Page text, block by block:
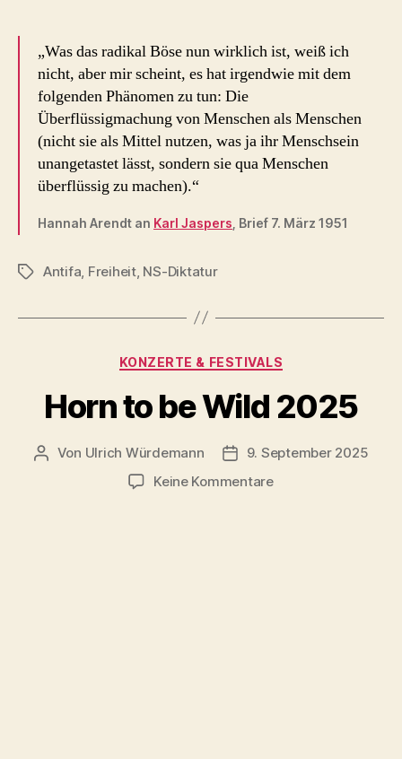
(Hannah
Arendt
„Was das radikal Böse nun wirklich ist, weiß ich
nicht, aber mir scheint, es hat irgendwie mit dem
folgenden Phänomen zu tun: Die
Überflüssigmachung von Menschen als Menschen
(nicht sie als Mittel nutzen, was ja ihr Menschsein
unangetastet lässt, sondern sie qua Menschen
überflüssig zu machen).“
Hannah Arendt an Karl Jaspers , Brief 7. März 1951
Schlagwörter
Antifa, Freiheit, NS-Diktatur
Kategorien
KONZERTE & FESTIVALS
Horn to be Wild 2025
Beitragsautor
Von Ulrich Würdemann Beitragsdatum
9. September 2025
Keine Kommentarezu